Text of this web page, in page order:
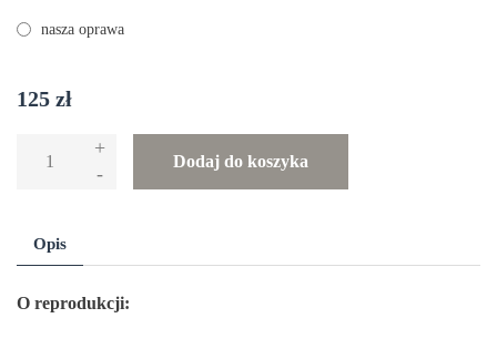
nasza oprawa
125 zł
Reprodukcja
„Wioślarstwo
w
Letnim
+
-
Dodaj do koszyka
Opis
O reprodukcji: